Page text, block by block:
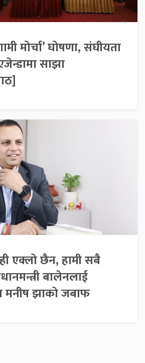
मोर्चा’ घोषणा, संघीयता
साझा
एक्लो छैन, हामी सबै
बालेनलाई
मनीष झाको जबाफ